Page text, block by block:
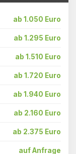
ab 1.050 Euro
ab 1.295 Euro
ab 1.510 Euro
ab 1.720 Euro
ab 1.940 Euro
ab 2.160 Euro
ab 2.375 Euro
auf Anfrage